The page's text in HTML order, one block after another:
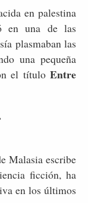
en palestina
en una de las
plasmaban las
una pequeña
el título Entre
Malasia escribe
ficción, ha
en los últimos